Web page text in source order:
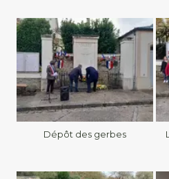
Dépôt des gerbes